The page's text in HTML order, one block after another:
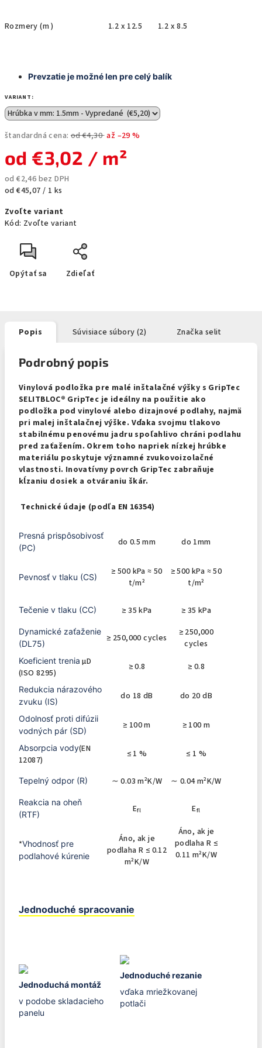
Rozmery (m ) 1.2 x 12.5 1.2 x 8.5
Prevzatie je možné len pre celý balík
VARIANT:
štandardná cena: od €4,30 až –29 %
od €3,02 / m²
od€2,46 bez DPH
Jednotková
od €45,07 / 1 ks
Zvoľte variant
Kód: Zvoľte variant
Opýtať sa Zdieľať
Popis Súvisiace súbory (2) Značka selit
Podrobný popis
Vinylová podložka pre malé inštalačné výšky s GripTec
SELITBLOC® GripTec je ideálny na použitie ako
podložka pod vinylové alebo dizajnové podlahy, najmä
pri malej inštalačnej výške. Vďaka svojmu tlakovo
stabilnému penovému jadru spoľahlivo chráni podlahu
pred zaťažením. Okrem toho napriek nízkej hrúbke
materiálu poskytuje významné zvukovoizolačné
vlastnosti. Inovatívny povrch GripTec zabraňuje
kĺzaniu dosiek a otváraniu škár.
Technické údaje (podľa EN 16354)
Presná prispôsobivosť
(PC)
do 0.5 mm do 1mm
Pevnosť v tlaku (CS)
≥ 500 kPa ≈ 50
t/m²
≥ 500 kPa ≈ 50
t/m²
Tečenie v tlaku (CC) ≥ 35 kPa ≥ 35 kPa
Dynamické zaťaženie
(DL75)
≥ 250,000 cycles
≥ 250,000
cycles
Koeficient trenia μD
(ISO 8295)
≥ 0.8 ≥ 0.8
Redukcia nárazového
zvuku (IS)
do 18 dB do 20 dB
Odolnosť proti difúzii
vodných pár (SD)
≥ 100 m ≥ 100 m
Absorpcia vody(EN
12087)
≤ 1 % ≤ 1 %
Tepelný odpor (R) ∼ 0.03 m²K/W ∼ 0.04 m²K/W
Reakcia na oheň
(RTF)
Efl Efl
*Vhodnosť pre
podlahové kúrenie
Áno, ak je
podlaha R ≤ 0.12
m²K/W
Áno, ak je
podlaha R ≤
0.11 m²K/W
Jednoduché spracovanie
Jednoduchá montáž
v podobe skladacieho
panelu
Jednoduché rezanie
vďaka mriežkovanej
potlači